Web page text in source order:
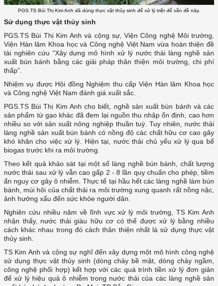
PGS.TS Bùi Thị Kim Anh đã dùng thực vật thủy sinh để xử lý triệt để vấn đề này.
Sử dụng thực vật thủy sinh
PGS.TS Bùi Thị Kim Anh và cộng sự, Viện Công nghệ Môi trường,
Viện Hàn lâm Khoa học và Công nghệ Việt Nam vừa hoàn thiện đề
tài nghiên cứu “Xây dựng mô hình xử lý nước thải làng nghề sản
xuất bún bánh bằng các giải pháp thân thiện môi trường, chi phí
thấp”.
Nhiệm vụ được Hội đồng Nghiệm thu cấp Viện Hàn lâm Khoa học
và Công nghệ Việt Nam đánh giá xuất sắc.
PGS.TS Bùi Thị Kim Anh cho biết, nghề sản xuất bún bánh và các
sản phẩm từ gạo khác đã đem lại nguồn thu nhập ổn định, cao hơn
nhiều so với sản xuất nông nghiệp thuần tuý. Tuy nhiên, nước thải
làng nghề sản xuất bún bánh có nồng độ các chất hữu cơ cao gây
khó khăn cho việc xử lý. Hiện tại, nước thải chủ yếu xử lý qua bể
biogas trước khi ra môi trường.
Theo kết quả khảo sát tại một số làng nghề bún bánh, chất lượng
nước thải sau xử lý vẫn cao gấp 2 - 8 lần quy chuẩn cho phép, tiềm
ẩn nguy cơ gây ô nhiễm. Thực tế tại hầu hết các làng nghề làm bún
bánh, mùi hôi của chất thải ra môi trường xung quanh rất nồng nặc,
ảnh hưởng xấu đến sức khỏe người dân.
Nghiên cứu nhiều năm về lĩnh vực xử lý môi trường, TS Kim Anh
nhận thấy, nước thải giàu hữu cơ có thể được xử lý bằng nhiều
cách khác nhau trong đó cách thân thiện nhất là sử dụng thực vật
thủy sinh.
TS Kim Anh và cộng sự nghĩ đến xây dựng một mô hình công nghệ
sử dụng thực vật thủy sinh (dòng chảy bề mặt, dòng chảy ngầm,
công nghệ phối hợp) kết hợp với các quá trình tiền xử lý đơn giản
để xử lý hiệu quả ô nhiễm trong nước thải của các làng nghề sản